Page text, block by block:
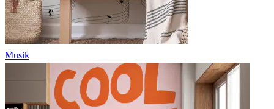
Musik